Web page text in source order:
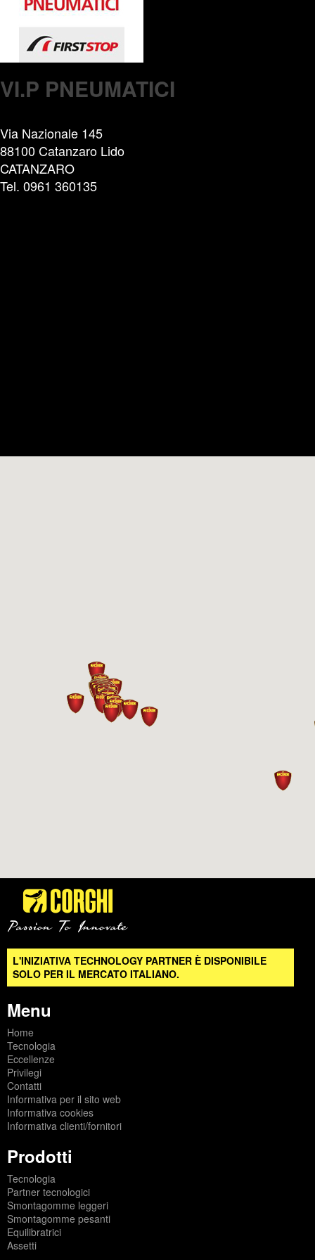
VI.P PNEUMATICI
Via Nazionale 145
88100 Catanzaro Lido
CATANZARO
Tel. 0961 360135
L'INIZIATIVA TECHNOLOGY PARTNER È DISPONIBILE
SOLO PER IL MERCATO ITALIANO.
Menu
Home
Tecnologia
Eccellenze
Privilegi
Contatti
Informativa per il sito web
Informativa cookies
Informativa clienti/fornitori
Prodotti
Tecnologia
Partner tecnologici
Smontagomme leggeri
Smontagomme pesanti
Equilibratrici
Assetti